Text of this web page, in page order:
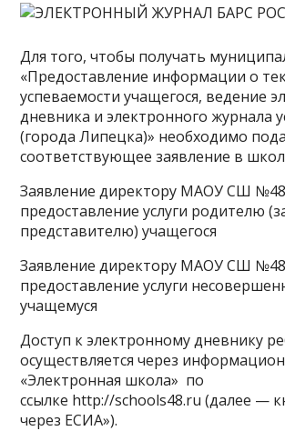
Для того, чтобы получать
«Предоставление информации о
успеваемости учащегося, ведение
дневника и электронного журнала
(города Липецка)» необходимо
соответствующее заявление в
Заявление директору МАОУ СШ
предоставление услуги родителю
представителю) учащегося
Заявление директору МАОУ СШ
предоставление услуги
учащемуся
Доступ к электронному дневнику
осуществляется через
«Электронная школа» по
ссылке http://schools48.ru (далее —
через ЕСИА»).